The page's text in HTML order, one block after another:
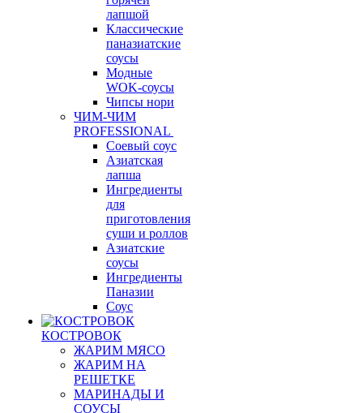
лапшой
Классические
паназиатские
соусы
Модные
WOK-соусы
Чипсы нори
ЧИМ-ЧИМ
PROFESSIONAL
Соевый соус
Азиатская
лапша
Ингредиенты
для
приготовления
суши и роллов
Азиатские
соусы
Ингредиенты
Паназии
Соус
КОСТРОВОК
ЖАРИМ МЯСО
ЖАРИМ НА
РЕШЕТКЕ
МАРИНАДЫ И
СОУСЫ